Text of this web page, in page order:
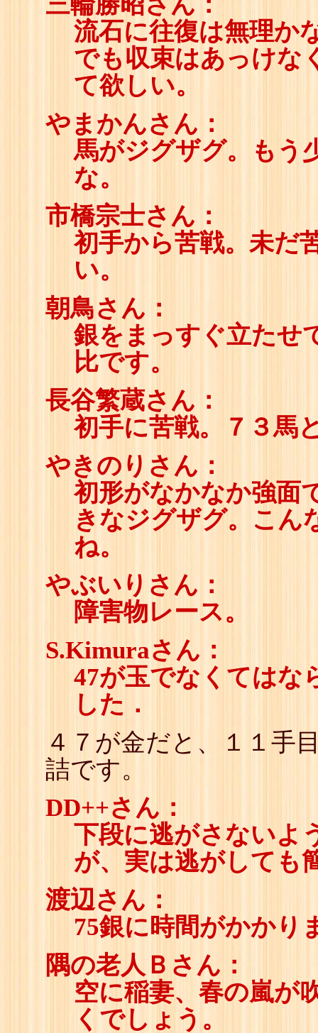
流石に往復は無理か
でも収束はあっけな
て欲しい。
やまかんさん：
馬がジグザグ。もう
な。
市橋宗士さん：
初手から苦戦。未だ
い。
朝鳥さん：
銀をまっすぐ立たせ
比です。
長谷繁蔵さん：
初手に苦戦。７３馬
やきのりさん：
初形がなかなか強面
きなジグザグ。こん
ね。
やぶいりさん：
障害物レース。
S.Kimuraさん：
47が玉でなくてはな
した．
４７が金だと、１１手
詰です。
DD++さん：
下段に逃がさないよ
が、実は逃がしても
渡辺さん：
75銀に時間がかかり
隅の老人Ｂさん：
空に稲妻、春の嵐が
くでしょう。